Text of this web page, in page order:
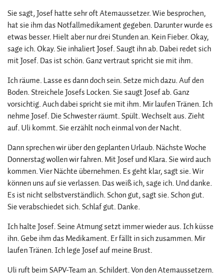
Sie sagt, Josef hatte sehr oft Atemaussetzer. Wie besprochen,
hat sie ihm das Notfallmedikament gegeben. Darunter wurde es
etwas besser. Hielt aber nur drei Stunden an. Kein Fieber. Okay,
sage ich. Okay. Sie inhaliert Josef. Saugt ihn ab. Dabei redet sich
mit Josef. Das ist schön. Ganz vertraut spricht sie mit ihm.
Ich räume. Lasse es dann doch sein. Setze mich dazu. Auf den
Boden. Streichele Josefs Locken. Sie saugt Josef ab. Ganz
vorsichtig. Auch dabei spricht sie mit ihm. Mir laufen Tränen. Ich
nehme Josef. Die Schwester räumt. Spült. Wechselt aus. Zieht
auf. Uli kommt. Sie erzählt noch einmal von der Nacht.
Dann sprechen wir über den geplanten Urlaub. Nächste Woche
Donnerstag wollen wir fahren. Mit Josef und Klara. Sie wird auch
kommen. Vier Nächte übernehmen. Es geht klar, sagt sie. Wir
können uns auf sie verlassen. Das weiß ich, sage ich. Und danke.
Es ist nicht selbstverständlich. Schon gut, sagt sie. Schon gut.
Sie verabschiedet sich. Schlaf gut. Danke.
Ich halte Josef. Seine Atmung setzt immer wieder aus. Ich küsse
ihn. Gebe ihm das Medikament. Er fällt in sich zusammen. Mir
laufen Tränen. Ich lege Josef auf meine Brust.
Uli ruft beim SAPV-Team an. Schildert. Von den Atemaussetzern.